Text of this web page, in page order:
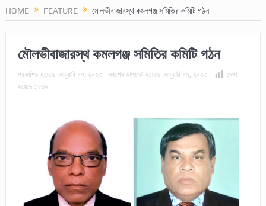
HOME FEATURE মৌলভীবাজারস্থ কমলগঞ্জ সমিতির কমিটি গঠন
মৌলভীবাজারস্থ কমলগঞ্জ সমিতির কমিটি গঠন
প্রকাশিত হয়েছে: জানুয়ারি ০৭, ২০২৩ সর্বশেষ আপডেট হয়েছে: জানুয়ারি ০৭, ২০২৩
দেখা
হয়েছে : ৮১৯